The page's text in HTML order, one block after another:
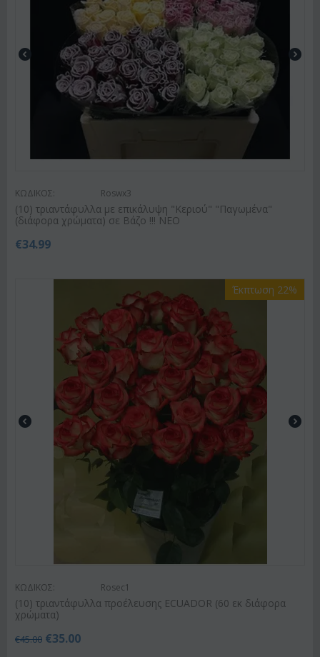
ΚΩΔΙΚΟΣ: Roswx3
(10) τριαντάφυλλα με επικάλυψη "Κεριού" "Παγωμένα"
(διάφορα χρώματα) σε Βάζο !!! ΝΕΟ
€34.99
Έκπτωση 22%
ΚΩΔΙΚΟΣ: Rosec1
(10) τριαντάφυλλα προέλευσης ECUADOR (60 εκ διάφορα
χρώματα)
€45.00 €35.00